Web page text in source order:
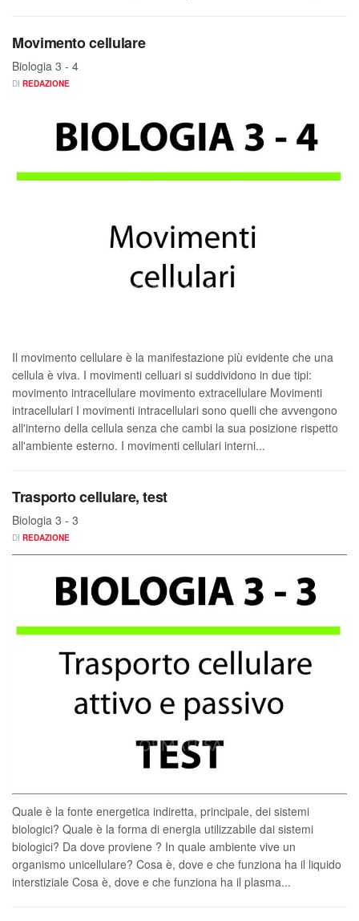
Movimento cellulare
Biologia 3 - 4
DI REDAZIONE
Il movimento cellulare è la manifestazione più evidente che una
cellula è viva. I movimenti celluari si suddividono in due tipi:
movimento intracellulare movimento extracellulare Movimenti
intracellulari I movimenti intracellulari sono quelli che avvengono
all'interno della cellula senza che cambi la sua posizione rispetto
all'ambiente esterno. I movimenti cellulari interni...
Trasporto cellulare, test
Biologia 3 - 3
DI REDAZIONE
Quale è la fonte energetica indiretta, principale, dei sistemi
biologici? Quale è la forma di energia utilizzabile dai sistemi
biologici? Da dove proviene ? In quale ambiente vive un
organismo unicellulare? Cosa è, dove e che funziona ha il liquido
interstiziale Cosa è, dove e che funziona ha il plasma...